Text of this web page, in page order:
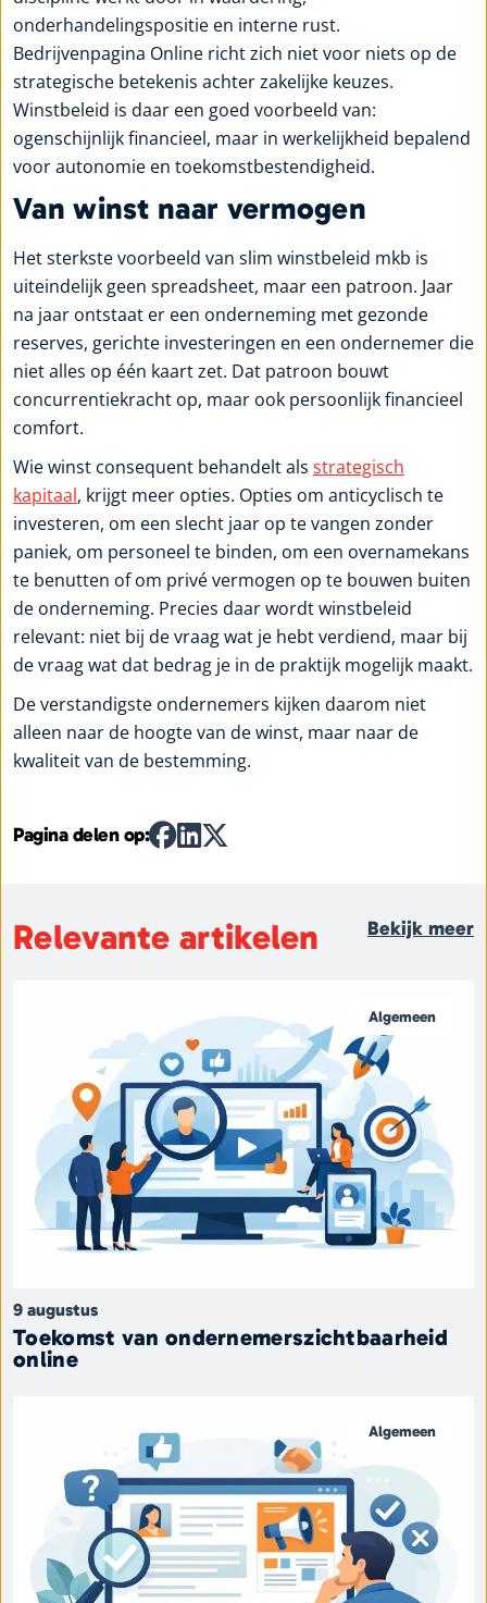
onderhandelingspositie en interne rust.
Bedrijvenpagina Online richt zich niet voor niets op de
strategische betekenis achter zakelijke keuzes.
Winstbeleid is daar een goed voorbeeld van:
ogenschijnlijk financieel, maar in werkelijkheid bepalend
voor autonomie en toekomstbestendigheid.
Van winst naar vermogen
Het sterkste voorbeeld van slim winstbeleid mkb is
uiteindelijk geen spreadsheet, maar een patroon. Jaar
na jaar ontstaat er een onderneming met gezonde
reserves, gerichte investeringen en een ondernemer die
niet alles op één kaart zet. Dat patroon bouwt
concurrentiekracht op, maar ook persoonlijk financieel
comfort.
Wie winst consequent behandelt als strategisch
kapitaal, krijgt meer opties. Opties om anticyclisch te
investeren, om een slecht jaar op te vangen zonder
paniek, om personeel te binden, om een overnamekans
te benutten of om privé vermogen op te bouwen buiten
de onderneming. Precies daar wordt winstbeleid
relevant: niet bij de vraag wat je hebt verdiend, maar bij
de vraag wat dat bedrag je in de praktijk mogelijk maakt.
De verstandigste ondernemers kijken daarom niet
alleen naar de hoogte van de winst, maar naar de
kwaliteit van de bestemming.
Pagina delen op:
Relevante artikelen Bekijk meer
Algemeen
9 augustus
Toekomst van ondernemerszichtbaarheid
online
Algemeen